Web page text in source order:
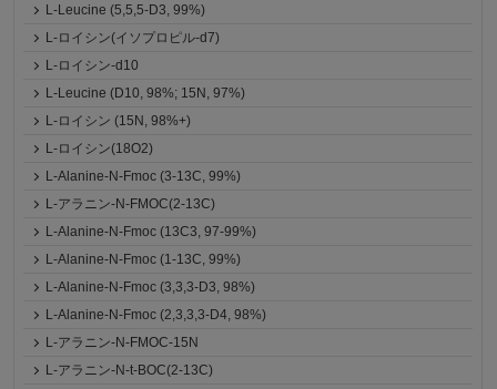
L-Leucine (5,5,5-D3, 99%)
L-ロイシン(イソプロピル-d7)
L-ロイシン-d10
L-Leucine (D10, 98%; 15N, 97%)
L-ロイシン (15N, 98%+)
L-ロイシン(18O2)
L-Alanine-N-Fmoc (3-13C, 99%)
L-アラニン-N-FMOC(2-13C)
L-Alanine-N-Fmoc (13C3, 97-99%)
L-Alanine-N-Fmoc (1-13C, 99%)
L-Alanine-N-Fmoc (3,3,3-D3, 98%)
L-Alanine-N-Fmoc (2,3,3,3-D4, 98%)
L-アラニン-N-FMOC-15N
L-アラニン-N-t-BOC(2-13C)